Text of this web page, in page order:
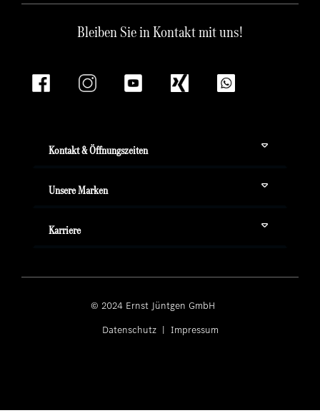
Bleiben Sie in Kontakt mit uns!
Kontakt & Öffnungszeiten
Unsere Marken
Karriere
© 2024 Ernst Jüntgen GmbH ­
Datenschutz | Impressum